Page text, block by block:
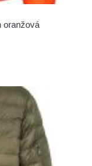
oranžová